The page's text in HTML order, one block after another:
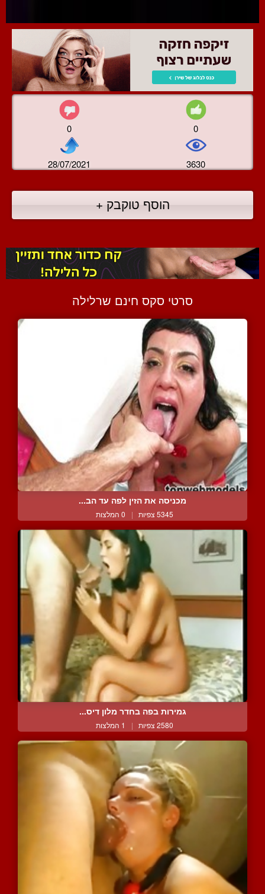
0 0
28/07/2021 3630
הוסף טוקבק +
סרטי סקס חינם שרלילה
מכניסה את הזין לפה עד הב...
5345 צפיות | 0 המלצות
גמירות בפה בחדר מלון דיס...
2580 צפיות | 1 המלצות